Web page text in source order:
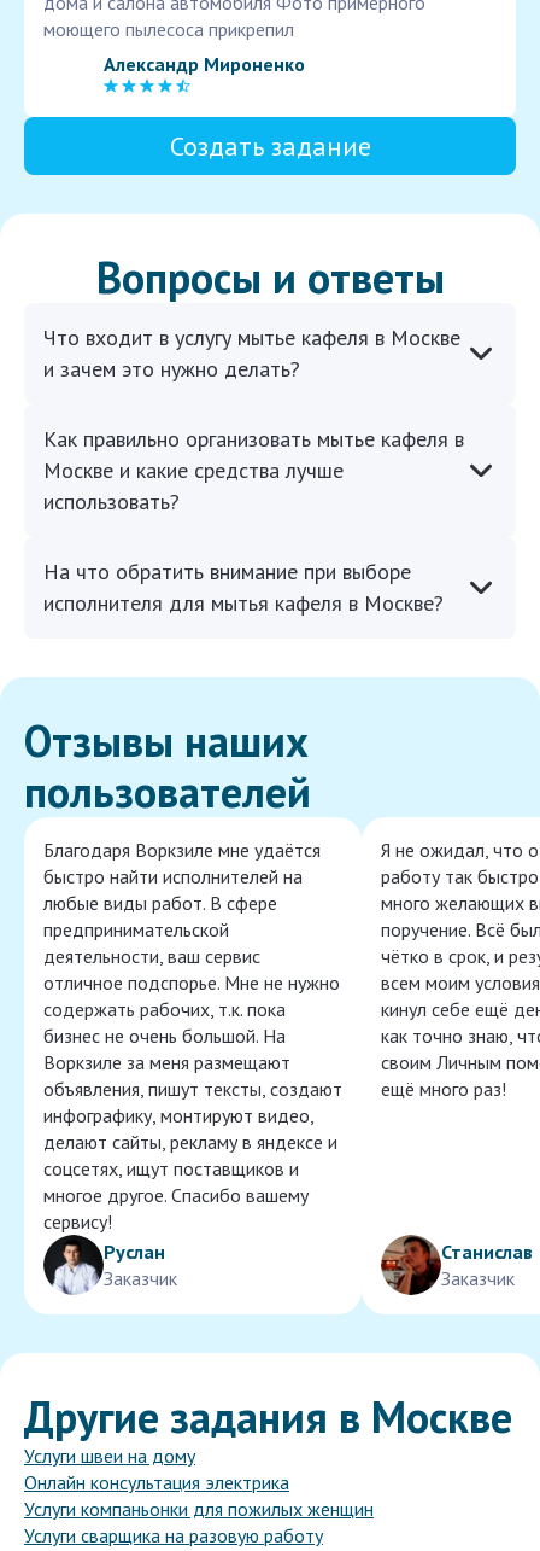
моющего пылесоса прикрепил
Александр Мироненко
Создать задание
Вопросы и ответы
Что входит в услугу мытье кафеля в Москве
и зачем это нужно делать?
Как правильно организовать мытье кафеля в
Москве и какие средства лучше
использовать?
На что обратить внимание при выборе
исполнителя для мытья кафеля в Москве?
Отзывы наших
пользователей
Благодаря Воркзиле мне удаётся
быстро найти исполнителей на
любые виды работ. В сфере
предпринимательской
деятельности, ваш сервис
отличное подспорье. Мне не нужно
содержать рабочих, т.к. пока
бизнес не очень большой. На
Воркзиле за меня размещают
объявления, пишут тексты, создают
инфографику, монтируют видео,
делают сайты, рекламу в яндексе и
соцсетях, ищут поставщиков и
многое другое. Спасибо вашему
сервису!
Руслан
Заказчик
Я не ожидал, что
работу так
много желающих
поручение. Всё
чётко в срок, и
всем моим
кинул себе ещё
как точно знаю,
своим Личным
ещё много раз!
Станислав
Заказчик
Другие задания в Москве
Услуги швеи на дому
Онлайн консультация электрика
Услуги компаньонки для пожилых женщин
Услуги сварщика на разовую работу